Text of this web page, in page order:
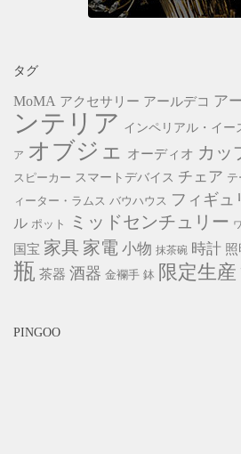
タグ
MoMA アクセサリー アールデコ ア
ンテリア インペリアル・イー
ア オブジェ オーディオ カッ
スピーカー スマートデバイス チェア テ
ィーター・ラムス バウハウス フィギュ
ル ポット ミッドセンチュリー
国宝 家具 家電 小物 抹茶碗 時計 照
瓶 茶器 酒器 金襴手 鉢 限定生産
PINGOO